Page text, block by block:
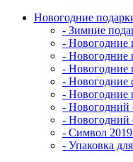
Новогодние
- Зимние
- Новогодние
- Новогодние
- Новогодние
- Новогодние
- Новогодние
- Новогодний
- Новогодний
- Символ 2019
- Упаковка